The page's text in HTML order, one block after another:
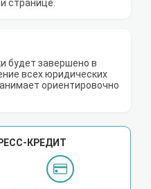
странице.
будет завершено в
всех юридических
ориентировочно
КРЕДИТ